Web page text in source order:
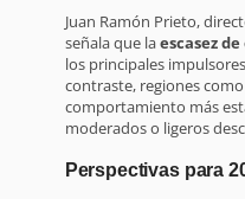
Juan Ramón Prieto,
señala que laescasez
los principales
contraste, regiones
comportamiento más
moderados o ligeros
Perspectivas para